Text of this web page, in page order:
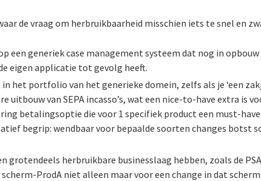
de vraag om herbruikbaarheid misschien iets te snel en
een generiek case management systeem dat nog in
eigen applicatie tot gevolg heeft.
het portfolio van het generieke domein, zelfs als je ‘een
uitbouw van SEPA incasso’s, wat een nice-to-have extra is
betalingsoptie die voor 1 specifiek product een must-have
begrip: wendbaar voor bepaalde soorten changes botst
grotendeels herbruikbare businesslaag hebben, zoals de
ProdA niet alleen maar voor een change in dat